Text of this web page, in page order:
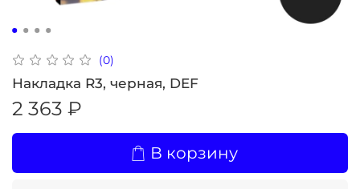
(0)
Накладка R3, черная, DEF
2 363 ₽
В корзину